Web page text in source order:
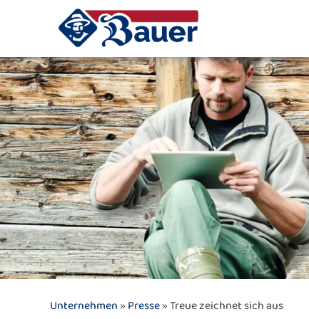
Unternehmen»Presse» Treue zeichnet sich aus